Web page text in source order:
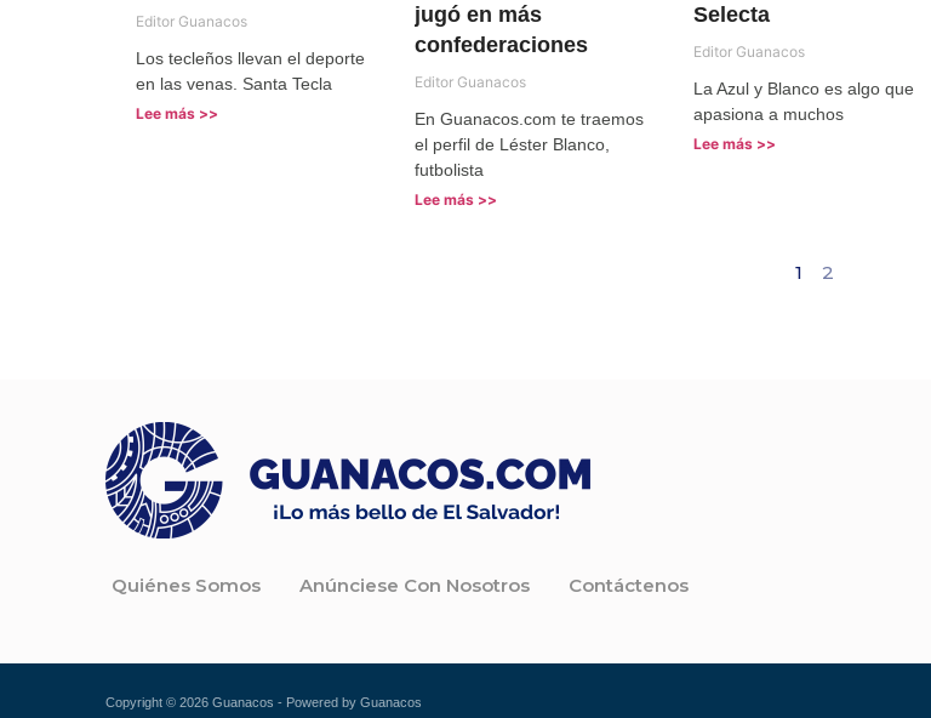
Editor Guanacos
Los tecleños llevan el deporte
en las venas. Santa Tecla
Lee más >>
jugó en más
confederaciones
Editor Guanacos
En Guanacos.com te traemos
el perfil de Léster Blanco,
futbolista
Lee más >>
Selecta
Editor Guanacos
La Azul y Blanco es algo que
apasiona a muchos
Lee más >>
1 2
Quiénes Somos Anúnciese Con Nosotros Contáctenos
Copyright © 2026 Guanacos - Powered by Guanacos